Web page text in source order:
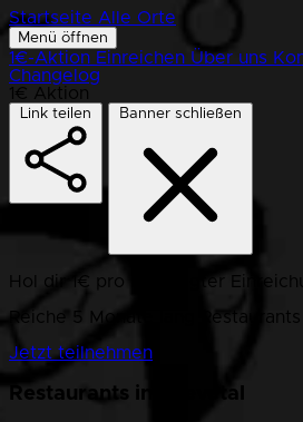
Startseite Alle Orte
Menü öffnen
1€-Aktion Einreichen Über uns
Changelog
1€ Aktion
Link teilen Banner schließen
Hol dir 1€ pro bestätigter
Reiche 5 Monate lang
Jetzt teilnehmen
Restaurants in Seevetal